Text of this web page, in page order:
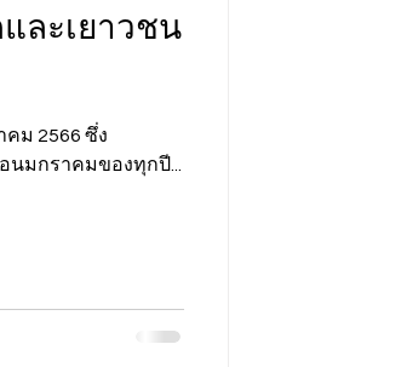
ะเยาวชน
คม 2566 ซึ่ง
นมกราคมของทุกปี...